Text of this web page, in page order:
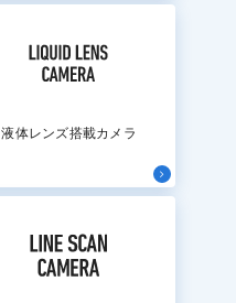
液体レンズ搭載カメラ